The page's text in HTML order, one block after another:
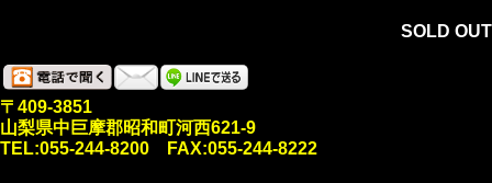
SOLD OUT
〒409-3851
山梨県中巨摩郡昭和町河西621-9
TEL:055-244-8200 FAX:055-244-8222